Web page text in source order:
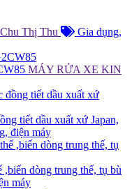
Chu Thị Thu
Gia dụng,
MÁY RỬA XE KIN
tiết dầu xuất xứ Japan,
điện máy
,biến dòng trung thế, tụ bù
máy